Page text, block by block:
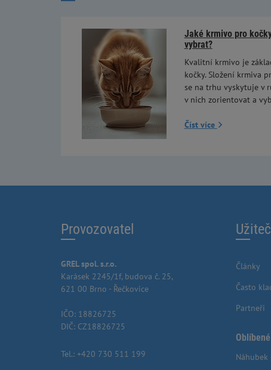
Jaké krmivo pro
vybrat?
Kvalitní krmivo je
kočky. Složení krmiva
se na trhu vyskytuje v
v nich zorientovat a
Číst více
Provozovatel
GREL spol. s.r.o.
Karásek 2245/1f, budova č. 25,
621 00 Brno - Řečkovice
IČO: 18826725
DIČ: CZ18826725
Tel.: +420 730 511 199
Články
Často
Partneři
Náhubek